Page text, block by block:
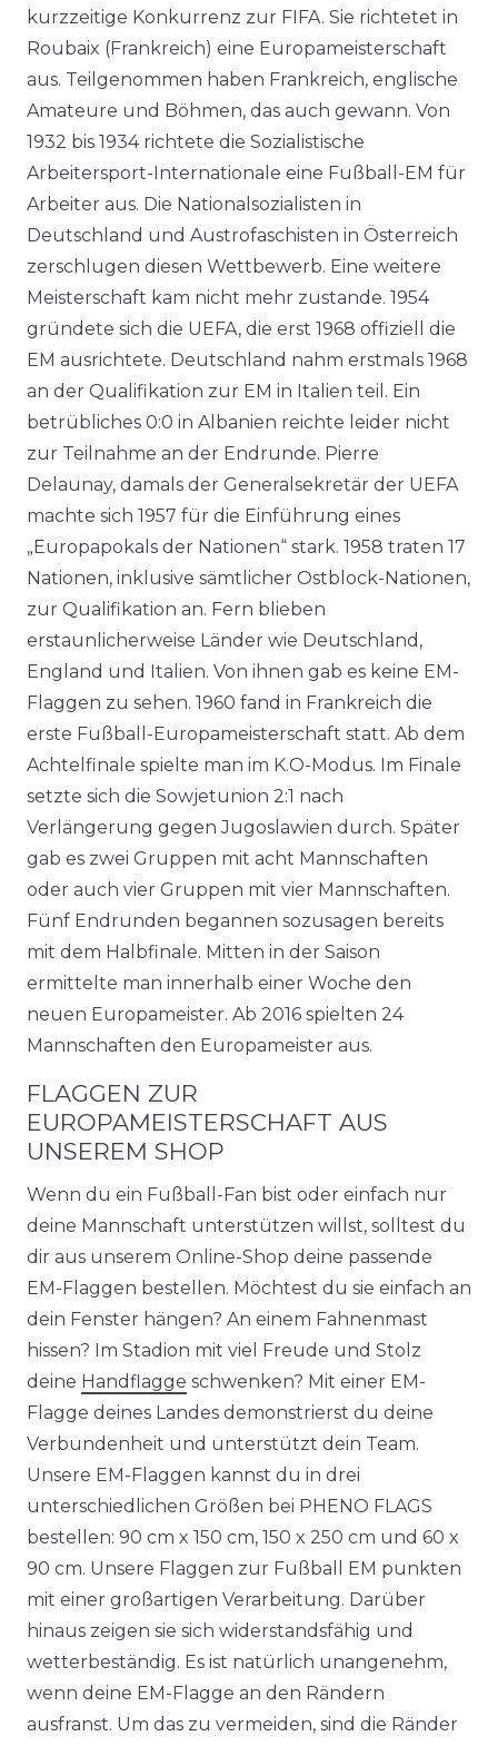
kurzzeitige Konkurrenz zur FIFA. Sie richtetet in
Roubaix (Frankreich) eine Europameisterschaft
aus. Teilgenommen haben Frankreich, englische
Amateure und Böhmen, das auch gewann. Von
1932 bis 1934 richtete die Sozialistische
Arbeitersport-Internationale eine Fußball-EM für
Arbeiter aus. Die Nationalsozialisten in
Deutschland und Austrofaschisten in Österreich
zerschlugen diesen Wettbewerb. Eine weitere
Meisterschaft kam nicht mehr zustande. 1954
gründete sich die UEFA, die erst 1968 offiziell die
EM ausrichtete. Deutschland nahm erstmals 1968
an der Qualifikation zur EM in Italien teil. Ein
betrübliches 0:0 in Albanien reichte leider nicht
zur Teilnahme an der Endrunde. Pierre
Delaunay, damals der Generalsekretär der UEFA
machte sich 1957 für die Einführung eines
„Europapokals der Nationen“ stark. 1958 traten 17
Nationen, inklusive sämtlicher Ostblock-Nationen,
zur Qualifikation an. Fern blieben
erstaunlicherweise Länder wie Deutschland,
England und Italien. Von ihnen gab es keine EM-
Flaggen zu sehen. 1960 fand in Frankreich die
erste Fußball-Europameisterschaft statt. Ab dem
Achtelfinale spielte man im K.O-Modus. Im Finale
setzte sich die Sowjetunion 2:1 nach
Verlängerung gegen Jugoslawien durch. Später
gab es zwei Gruppen mit acht Mannschaften
oder auch vier Gruppen mit vier Mannschaften.
Fünf Endrunden begannen sozusagen bereits
mit dem Halbfinale. Mitten in der Saison
ermittelte man innerhalb einer Woche den
neuen Europameister. Ab 2016 spielten 24
Mannschaften den Europameister aus.
FLAGGEN ZUR
EUROPAMEISTERSCHAFT AUS
UNSEREM SHOP
Wenn du ein Fußball-Fan bist oder einfach nur
deine Mannschaft unterstützen willst, solltest du
dir aus unserem Online-Shop deine passende
EM-Flaggen bestellen. Möchtest du sie einfach an
dein Fenster hängen? An einem Fahnenmast
hissen? Im Stadion mit viel Freude und Stolz
deine Handflagge schwenken? Mit einer EM-
Flagge deines Landes demonstrierst du deine
Verbundenheit und unterstützt dein Team.
Unsere EM-Flaggen kannst du in drei
unterschiedlichen Größen bei PHENO FLAGS
bestellen: 90 cm x 150 cm, 150 x 250 cm und 60 x
90 cm. Unsere Flaggen zur Fußball EM punkten
mit einer großartigen Verarbeitung. Darüber
hinaus zeigen sie sich widerstandsfähig und
wetterbeständig. Es ist natürlich unangenehm,
wenn deine EM-Flagge an den Rändern
ausfranst. Um das zu vermeiden, sind die Ränder